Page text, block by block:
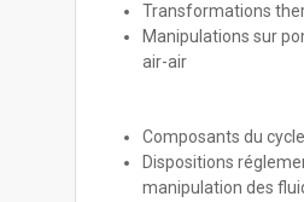
Transformations
Manipulations sur
air-air
Composants du
Dispositions
manipulation des